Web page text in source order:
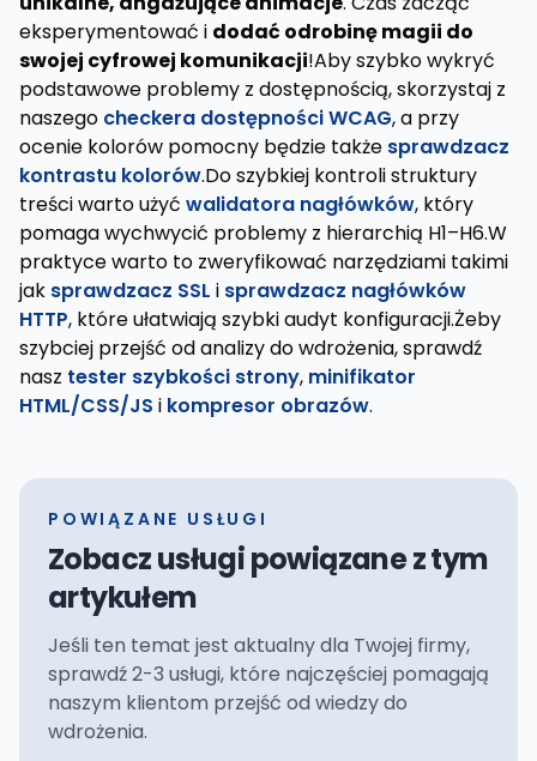
eksperymentować i dodać odrobinę magii do
swojej cyfrowej komunikacji!Aby szybko wykryć
podstawowe problemy z dostępnością, skorzystaj z
naszego checkera dostępności WCAG, a przy
ocenie kolorów pomocny będzie także sprawdzacz
kontrastu kolorów.Do szybkiej kontroli struktury
treści warto użyć walidatora nagłówków, który
pomaga wychwycić problemy z hierarchią H1–H6.W
praktyce warto to zweryfikować narzędziami takimi
jak sprawdzacz SSL i sprawdzacz nagłówków
HTTP, które ułatwiają szybki audyt konfiguracji.Żeby
szybciej przejść od analizy do wdrożenia, sprawdź
nasz tester szybkości strony, minifikator
HTML/CSS/JS i kompresor obrazów.
POWIĄZANE USŁUGI
Zobacz usługi powiązane z tym
artykułem
Jeśli ten temat jest aktualny dla Twojej firmy,
sprawdź 2-3 usługi, które najczęściej pomagają
naszym klientom przejść od wiedzy do
wdrożenia.